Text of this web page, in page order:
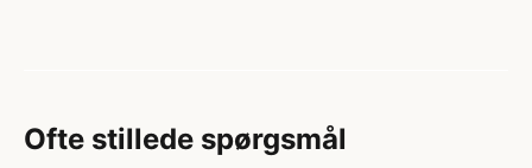
Ofte stillede spørgsmål